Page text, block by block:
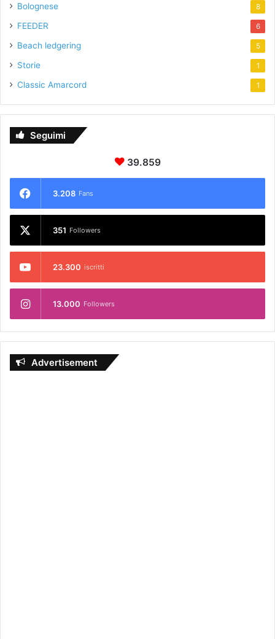
Bolognese 8
FEEDER 6
Beach ledgering 5
Storie 1
Classic Amarcord 1
Seguimi
39.859
3.208 Fans
351 Followers
23.300 iscritti
13.000 Followers
Advertisement